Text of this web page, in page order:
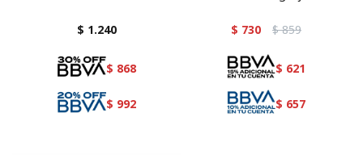
$ 1.240
$ 868
$ 992
$ 730 $ 859
$ 621
$ 657